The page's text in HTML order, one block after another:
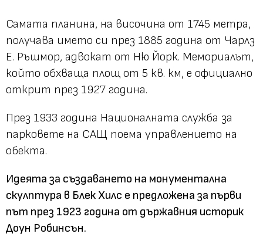
Самата планина, на височина от 1745 метра,
получава името си през 1885 година от Чарлз
Е. Ръшмор, адвокат от Ню Йорк. Мемориалът,
който обхваща площ от 5 кв. км, е официално
открит през 1927 година.
През 1933 година Националната служба за
парковете на САЩ поема управлението на
обекта.
Идеята за създаването на монументална
скулптура в Блек Хилс е предложена за първи
път през 1923 година от държавния историк
Доун Робинсън.